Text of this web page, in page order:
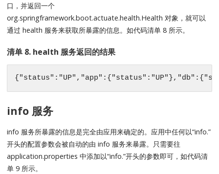
口，并返回一个
org.springframework.boot.actuate.health.Health 对象，就可以
通过 health 服务来获取所暴露的信息。如代码清单 8 所示。
清单 8. health 服务返回的结果
info 服务
info 服务所暴露的信息是完全由应用来确定的。应用中任何以“info.”
开头的配置参数会被自动的由 info 服务来暴露。只需要往
application.properties 中添加以“info.”开头的参数即可，如代码清
单 9 所示。